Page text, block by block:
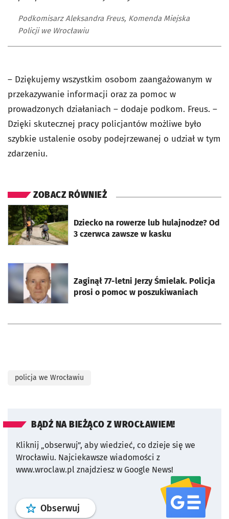
Podkomisarz Aleksandra Freus, Komenda Miejska
Policji we Wrocławiu
– Dziękujemy wszystkim osobom zaangażowanym w
przekazywanie informacji oraz za pomoc w
prowadzonych działaniach – dodaje podkom. Freus. –
Dzięki skutecznej pracy policjantów możliwe było
szybkie ustalenie osoby podejrzewanej o udział w tym
zdarzeniu.
ZOBACZ RÓWNIEŻ
Dziecko na rowerze lub hulajnodze? Od
3 czerwca zawsze w kasku
otworzy się w nowej karcie
Zaginął 77-letni Jerzy Śmielak. Policja
prosi o pomoc w poszukiwaniach
otworzy się w nowej karcie
policja we Wrocławiu
BĄDŹ NA BIEŻĄCO Z WROCŁAWIEM!
Kliknij „obserwuj”, aby wiedzieć, co dzieje się we
Wrocławiu. Najciekawsze wiadomości z
www.wroclaw.pl znajdziesz w Google News!
Obserwuj profil serwisu